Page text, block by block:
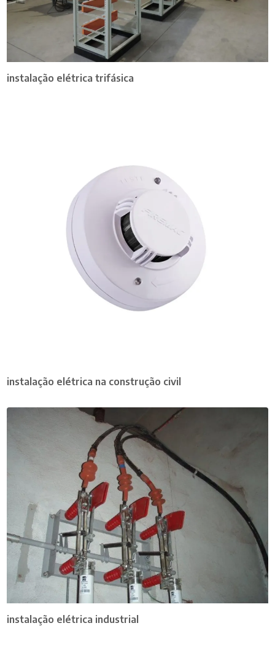
instalação elétrica trifásica
instalação elétrica na construção civil
instalação elétrica industrial